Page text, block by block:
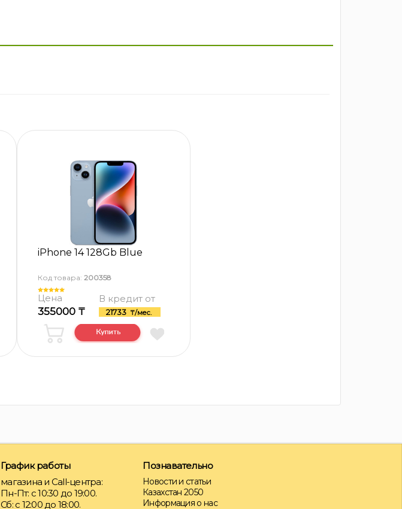
iPhone 14 128Gb Blue
Код товара: 200358
Цена
355000 ₸
В кредит от
21733 ₸/мес.
График работы
магазина и Call-центра:
Пн-Пт: с 10:30 до 19:00.
Сб: с 12:00 до 18:00.
Познавательно
Новости и статьи
Казахстан 2050
Информация о нас